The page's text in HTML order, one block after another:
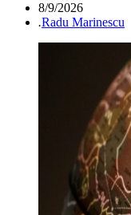
8/9/2026
.Radu Marinescu